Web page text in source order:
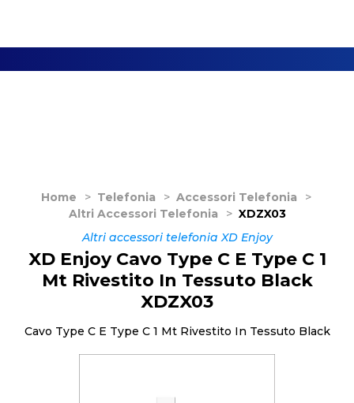
Home > Telefonia > Accessori Telefonia
>
Altri Accessori Telefonia
> XDZX03
Altri accessori telefonia XD Enjoy
XD Enjoy Cavo Type C E Type C 1
Mt Rivestito In Tessuto Black
XDZX03
Cavo Type C E Type C 1 Mt Rivestito In Tessuto Black